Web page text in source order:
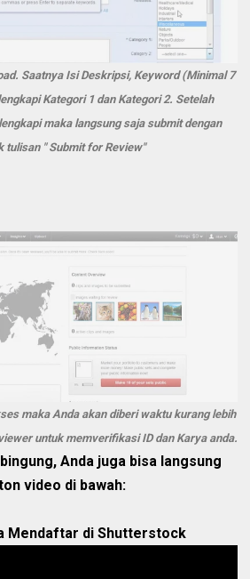
Saatnya Isi Deskripsi, Keyword (Minimal 7
Kategori 1 dan Kategori 2. Setelah
maka langsung saja submit dengan
tulisan " Submit for Review"
maka Anda akan diberi waktu kurang lebih
untuk memverifikasi ID dan Karya anda.
Anda juga bisa langsung
video di bawah:
Mendaftar di Shutterstock